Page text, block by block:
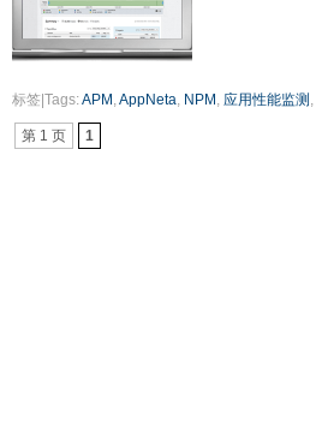
标签|Tags:APM ,AppNeta, NPM , 应用性能监测 ,
第 1 页 1